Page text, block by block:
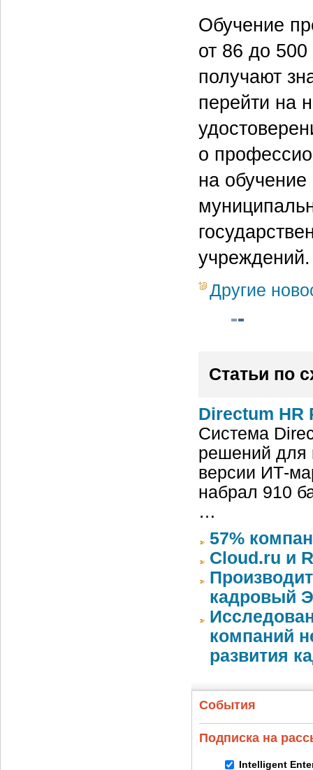
Обучение
от 86 до
получают
перейти на
о
на обучение
учреждений.
Другие
Статьи по
Directum HR
Система
решений для
версии ИТ-
набрал 910
…
57%
Cloud.ru и
кадровый
компаний
развития
События
Подписка на
Intelligent